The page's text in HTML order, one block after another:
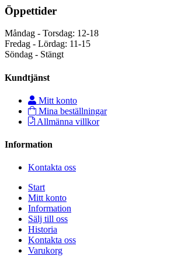
Öppettider
Måndag - Torsdag: 12-18
Fredag - Lördag: 11-15
Söndag - Stängt
Kundtjänst
Mitt konto
Mina beställningar
Allmänna villkor
Information
Kontakta oss
Start
Mitt konto
Information
Sälj till oss
Historia
Kontakta oss
Varukorg